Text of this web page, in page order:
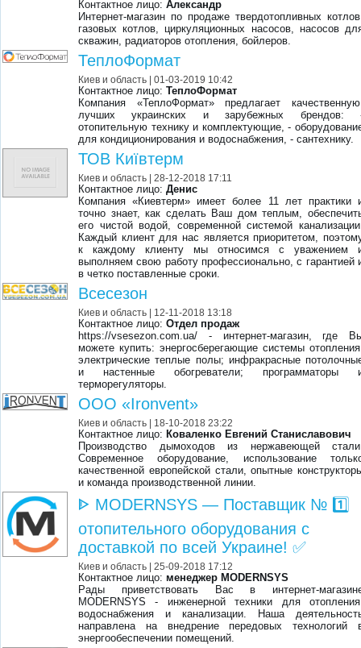
Контактное лицо:Александр
Интернет-магазин по продаже твердотопливных
газовых котлов, циркуляционных насосов, насосов
скважин, радиаторов отопления, бойлеров.
ТеплоФормат
Киев и область | 01-03-2019 10:42
Контактное лицо:ТеплоФормат
Компания «ТеплоФормат» предлагает
лучших украинских и зарубежных брендов:
отопительную технику и комплектующие, -
для кондиционирования и водоснабжения, - сантехнику.
ТОВ Київтерм
Киев и область | 28-12-2018 17:11
Контактное лицо:Денис
Компания «Киевтерм» имеет более 11 лет практики
точно знает, как сделать Ваш дом теплым,
его чистой водой, современной системой
Каждый клиент для нас является приоритетом,
к каждому клиенту мы относимся с уважением
выполняем свою работу профессионально, с гарантией
в четко поставленные сроки.
Всесезон
Киев и область | 12-11-2018 13:18
Контактное лицо:Отдел продаж
https://vsesezon.com.ua/ - интернет-магазин, где
можете купить: энергосберегающие системы
электрические теплые полы; инфракрасные
и настенные обогреватели; программаторы
терморегуляторы.
ООО «Ironvent»
Киев и область | 18-10-2018 23:22
Контактное лицо: Коваленко Евгений Станиславович
Производство дымоходов из нержавеющей
Современное оборудование, использование
качественной европейской стали, опытные
и команда производственной линии.
ᐈ MODERNSYS ― Поставщик № 1️⃣
отопительного оборудования с
доставкой по всей Украине! ✅
Киев и область | 25-09-2018 17:12
Контактное лицо: менеджер MODERNSYS
Рады приветствовать Вас в интернет-
MODERNSYS - инженерной техники для
водоснабжения и канализации. Наша
направлена на внедрение передовых технологий
энергообеспечении помещений.